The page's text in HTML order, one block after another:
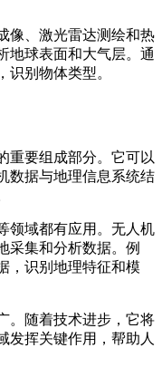
像、激光雷达测绘和热
地球表面和大气层。通
别物体类型。
重要组成部分。它可以
数据与地理信息系统结
领域都有应用。无人机
采集和分析数据。例
，识别地理特征和模
。随着技术进步，它将
发挥关键作用，帮助人